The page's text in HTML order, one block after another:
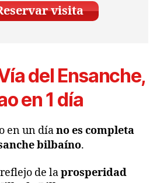
visita
del Ensanche,
en 1 día
en un díano es completa
bilbaíno.
de laprosperidad